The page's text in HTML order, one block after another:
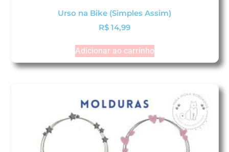
Urso na Bike (Simples Assim)
R$ 14,99
Adicionar ao carrinho